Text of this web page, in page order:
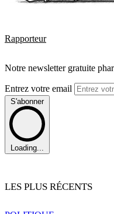
Rapporteur
Notre newsletter gratuite
Entrez votre email
S'abonner
Loading...
LES PLUS RÉCENTS